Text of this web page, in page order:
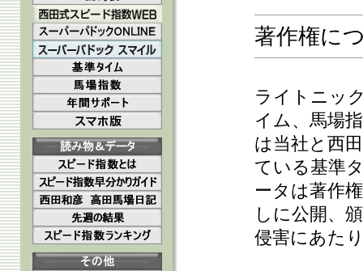
著作権に
ライトニッ
イム、馬場
は当社と西
ている基準
ータは著作
しに公開、
侵害にあた